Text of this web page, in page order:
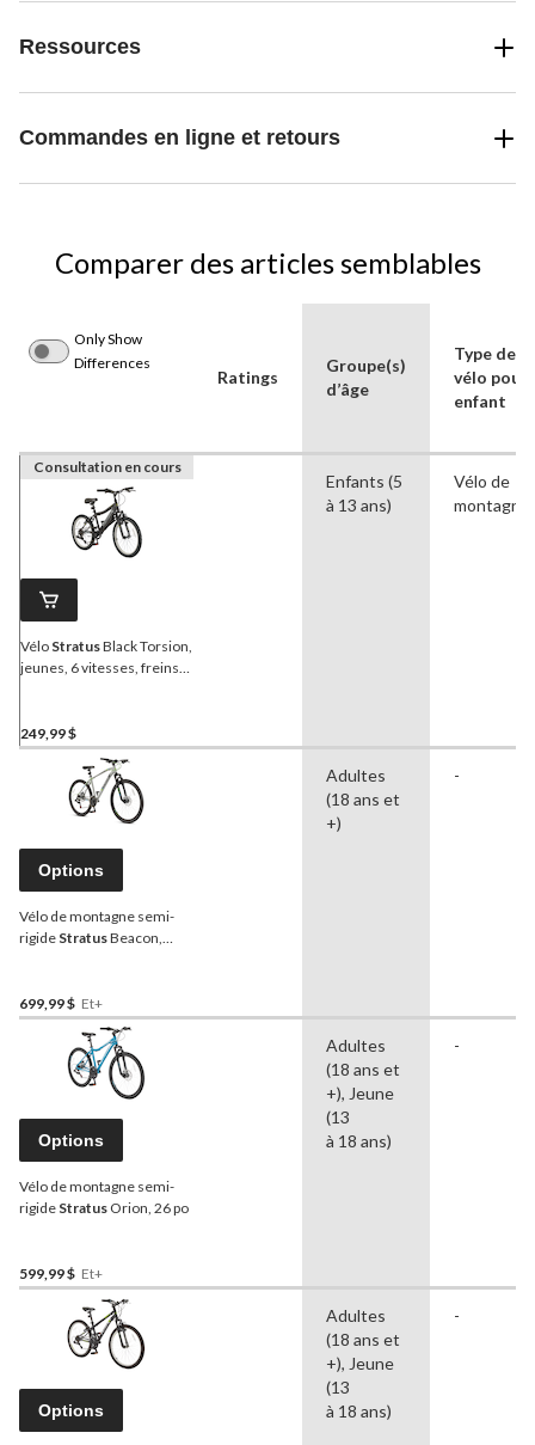
Ressources
Commandes en ligne et retours
Comparer des articles semblables
Only Show
Differences
Ratings
Groupe(s)
d’âge
Type de
vélo pour
enfant
Consultation en cours
Vélo StratusBlack Torsion,
jeunes, 6 vitesses, freins
249,99 $
Enfants (5
à 13 ans)
Vélo de
montagne
Options
Vélo de montagne semi-
rigide StratusBeacon,
699,99 $ Et+
Adultes
(18 ans et
+)
-
Options
Vélo de montagne semi-
rigide Stratus Orion, 26 po
599,99 $ Et+
Adultes
(18 ans et
+), Jeune
(13
à 18 ans)
-
Options
Adultes
(18 ans et
+), Jeune
(13
à 18 ans)
-